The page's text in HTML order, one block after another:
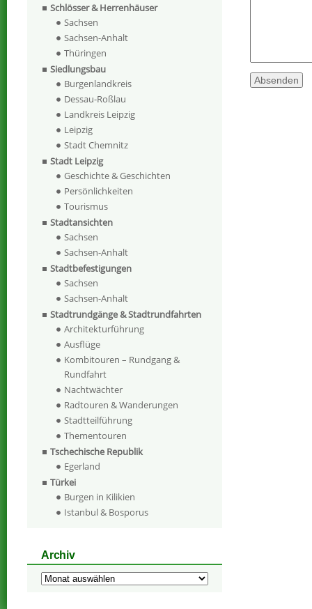
Schlösser & Herrenhäuser
Sachsen
Sachsen-Anhalt
Thüringen
Siedlungsbau
Burgenlandkreis
Dessau-Roßlau
Landkreis Leipzig
Leipzig
Stadt Chemnitz
Stadt Leipzig
Geschichte & Geschichten
Persönlichkeiten
Tourismus
Stadtansichten
Sachsen
Sachsen-Anhalt
Stadtbefestigungen
Sachsen
Sachsen-Anhalt
Stadtrundgänge & Stadtrundfahrten
Architekturführung
Ausflüge
Kombitouren – Rundgang &
Rundfahrt
Nachtwächter
Radtouren & Wanderungen
Stadtteilführung
Thementouren
Tschechische Republik
Egerland
Türkei
Burgen in Kilikien
Istanbul & Bosporus
Archiv
Archiv